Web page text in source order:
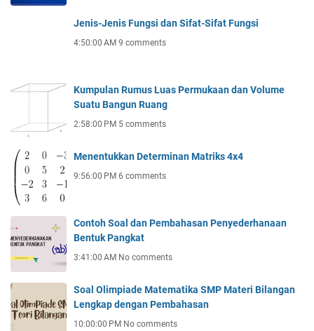
Jenis-Jenis Fungsi dan Sifat-Sifat Fungsi
4:50:00 AM 9 comments
Kumpulan Rumus Luas Permukaan dan Volume
Suatu Bangun Ruang
2:58:00 PM 5 comments
Menentukkan Determinan Matriks 4x4
9:56:00 PM 6 comments
Contoh Soal dan Pembahasan Penyederhanaan
Bentuk Pangkat
3:41:00 AM No comments
Soal Olimpiade Matematika SMP Materi Bilangan
Lengkap dengan Pembahasan
10:00:00 PM No comments